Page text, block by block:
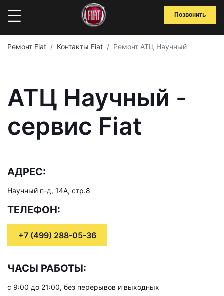
Позвонить
Ремонт Fiat Контакты Fiat Ремонт АТЦ Научный
АТЦ Научный -
сервис Fiat
АДРЕС:
Научный п-д, 14А, стр.8
ТЕЛЕФОН:
+7 (499) 288-05-36
ЧАСЫ РАБОТЫ:
с 9:00 до 21:00, без перерывов и выходных